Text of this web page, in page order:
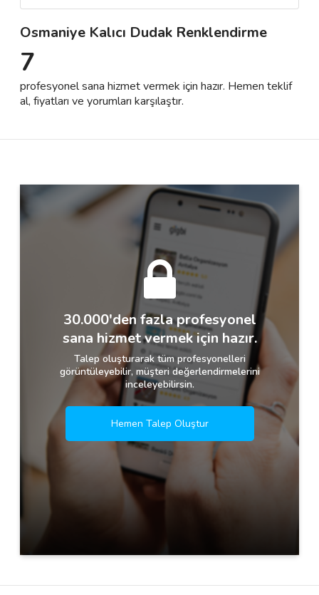
🌟 Müşteri Değerlendirmeleri
Destek
İletişim
Osmaniye Kalıcı Dudak Renklendirme
7
profesyonel sana hizmet vermek için hazır. Hemen teklif
al, fiyatları ve yorumları karşılaştır.
30.000'den fazla profesyonel
sana hizmet vermek için hazır.
Talep oluşturarak tüm profesyonelleri
görüntüleyebilir, müşteri değerlendirmelerini
inceleyebilirsin.
Hemen Talep Oluştur